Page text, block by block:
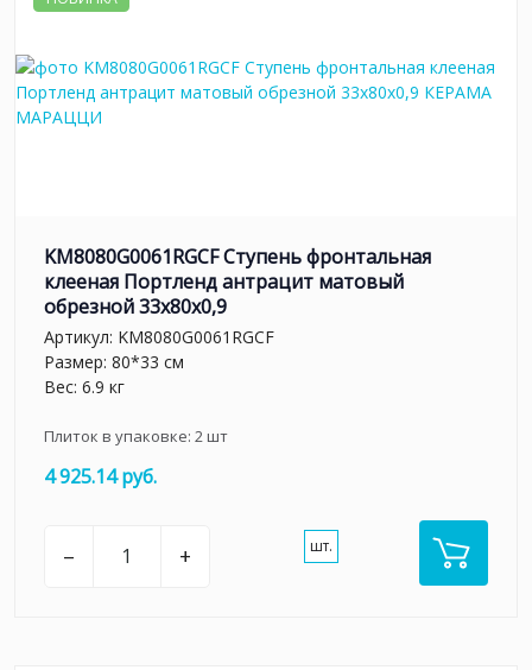
KM8080G0061RGCF Ступень фронтальная
клееная Портленд антрацит матовый
обрезной 33x80x0,9
Артикул: KM8080G0061RGCF
Размер: 80*33 см
Вес: 6.9 кг
Плиток в упаковке: 2шт
4 925.14 руб.
– + шт.